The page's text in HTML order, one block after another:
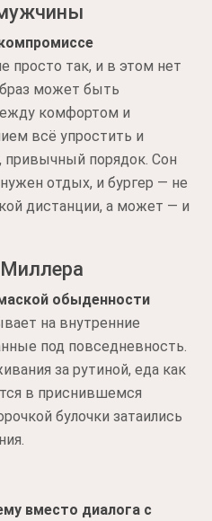
просто так, и в этом нет
может быть
комфортом и
всё упростить и
привычный порядок. Сон
отдых, и бургер — не
дистанции, а может — и
Миллера
обыденности
на внутренние
под повседневность.
за рутиной, еда как
в приснившемся
булочки затаились
вместо диалога с